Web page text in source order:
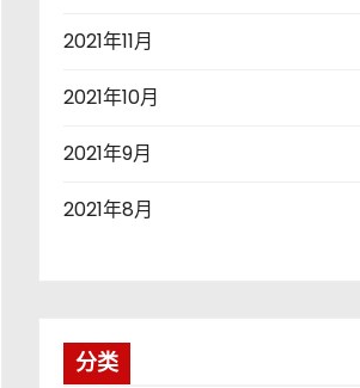
2021年11月
2021年10月
2021年9月
2021年8月
分类